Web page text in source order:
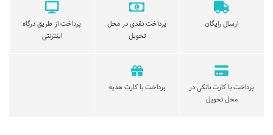
ارسال رایگان
پرداخت نقدی در محل
تحویل
پرداخت از طریق درگاه
اینترنتی
پرداخت با کارت بانکی در
محل تحویل
پرداخت با کارت هدیه